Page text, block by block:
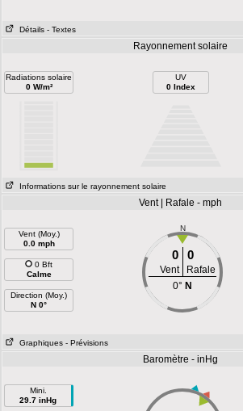
Détails - Textes
Rayonnement solaire
Radiations solaire
0 W/m²
UV
0 Index
Informations sur le rayonnement solaire
Vent | Rafale - mph
Vent (Moy.)
0.0 mph
0 Bft
Calme
Direction (Moy.)
N 0°
N
0 0
Vent
Rafale
0° N
Graphiques - Prévisions
Baromètre - inHg
Mini.
29.7 inHg